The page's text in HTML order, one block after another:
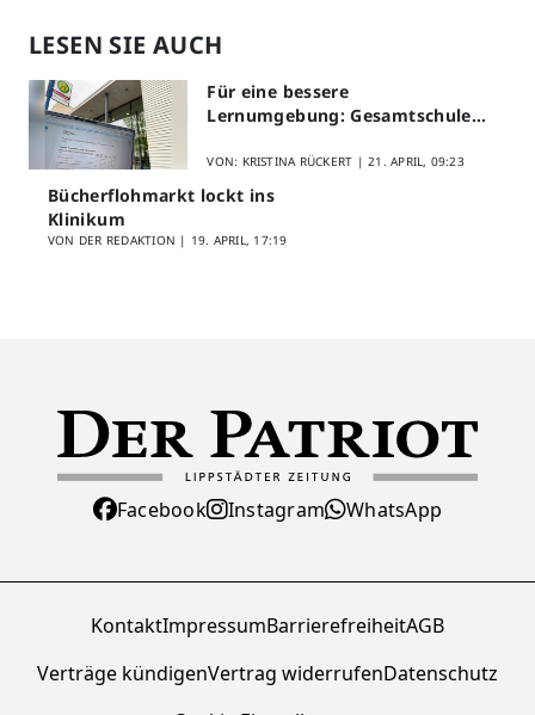
LESEN SIE AUCH
Für eine bessere
Lernumgebung: Gesamtschule
Schülerfeedback
VON: KRISTINA RÜCKERT |21. APRIL, 09:23
Bücherflohmarkt lockt ins
Klinikum
VON DER REDAKTION | 19. APRIL, 17:19
Facebook Instagram WhatsApp
KontaktImpressumBarrierefreiheitAGB
Verträge kündigenVertrag widerrufenDatenschutz